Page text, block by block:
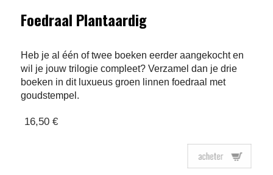
Foedraal Plantaardig
Heb je al één of twee boeken eerder aangekocht en
wil je jouw trilogie compleet? Verzamel dan je drie
boeken in dit luxueus groen linnen foedraal met
goudstempel.
16,50 €